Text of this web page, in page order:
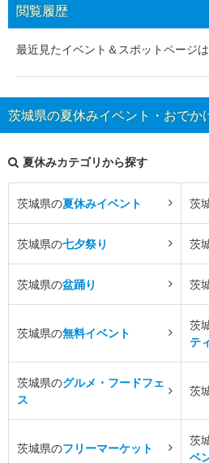
閲覧履歴
最近見たイベント＆スポットページは
茨城県の夏休みイベント・おでか
夏休みカテゴリから探す
茨城県の夏休みイベント 茨
茨城県の七夕祭り 茨
茨城県の盆踊り 茨
茨城県の無料イベント
茨
テ
茨城県のグルメ・フードフェ
ス
茨
茨城県のフリーマーケット
茨
ベ